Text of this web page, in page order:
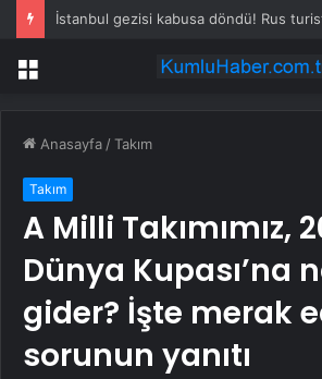
Menü
Anasayfa /Takım
Takım
A Milli Takımımız,
Dünya Kupası’na
gider? İşte merak
sorunun yanıtı